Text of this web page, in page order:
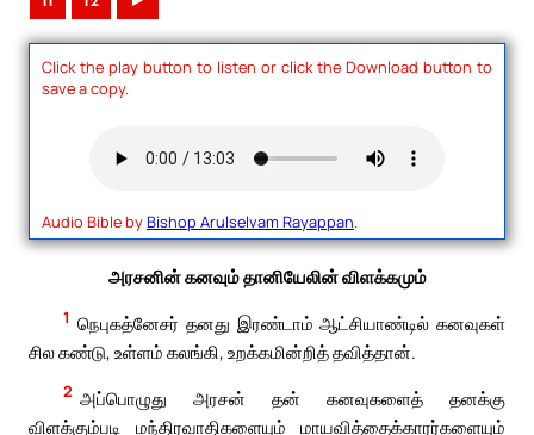
Click the play button to listen or click the Download button to
save a copy.
Audio Bible byBishop Arulselvam Rayappan.
அரசனின் கனவும் தானியேலின் விளக்கமும்
1 நெபுகத்னேசர் தனது இரண்டாம் ஆட்சியாண்டில் கனவுகள்
சில கண்டு, உள்ளம் கலங்கி, உறக்கமின்றித் தவித்தான்.
2 அப்பொழுது அரசன் தன் கனவுகளைத் தனக்கு
விளக்கும்படி மந்திரவாதிகளையும் மாயவித்தைக்காரர்களையும்